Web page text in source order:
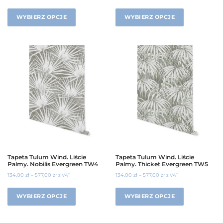
WYBIERZ OPCJE WYBIERZ OPCJE
Tapeta Tulum Wind. Liście
Palmy. Nobilis Evergreen TW4
134,00 zł – 577,00 zł z VAT
WYBIERZ OPCJE
Tapeta Tulum Wind. Liście
Palmy. Thicket Evergreen TW5
134,00zł –577,00zł z VAT
WYBIERZ OPCJE